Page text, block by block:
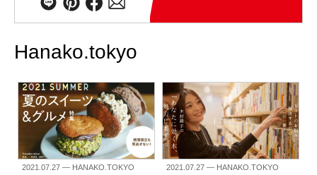
Hanako.tokyo
2021.07.27— HANAKO.TOKYO 2021.07.27— HANAKO.TOKYO